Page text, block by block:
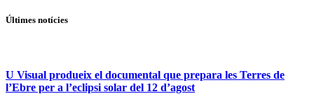
Últimes notícies
U Visual produeix el documental que prepara les Terres de
l’Ebre per a l’eclipsi solar del 12 d’agost